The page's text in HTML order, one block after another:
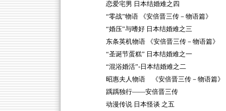
恋爱宅男 日本结婚难之四
“零战”物语 《安倍晋三传－物语篇》
“婚压”与嗜好 日本结婚难之三
东条英机物语 《安倍晋三传－物语篇》
“圣诞节蛋糕” 日本结婚难之一
“混浴婚活”-日本结婚难之二
昭惠夫人物语 《安倍晋三传－物语篇》
踽踽独行——安倍晋三传
动漫传说 日本怪谈 之五